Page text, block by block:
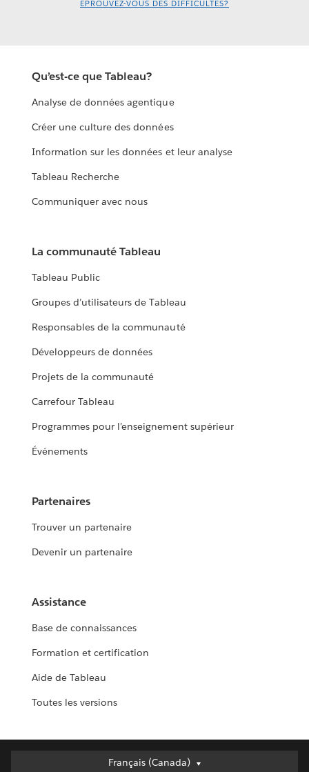
ÉPROUVEZ-VOUS DES DIFFICULTÉS?
Qu’est-ce que Tableau?
Analyse de données agentique
Créer une culture des données
Information sur les données et leur analyse
Tableau Recherche
Communiquer avec nous
La communauté Tableau
Tableau Public
Groupes d’utilisateurs de Tableau
Responsables de la communauté
Développeurs de données
Projets de la communauté
Carrefour Tableau
Programmes pour l’enseignement supérieur
Événements
Partenaires
Trouver un partenaire
Devenir un partenaire
Assistance
Base de connaissances
Formation et certification
Aide de Tableau
Toutes les versions
Français (Canada)
Français (Canada)